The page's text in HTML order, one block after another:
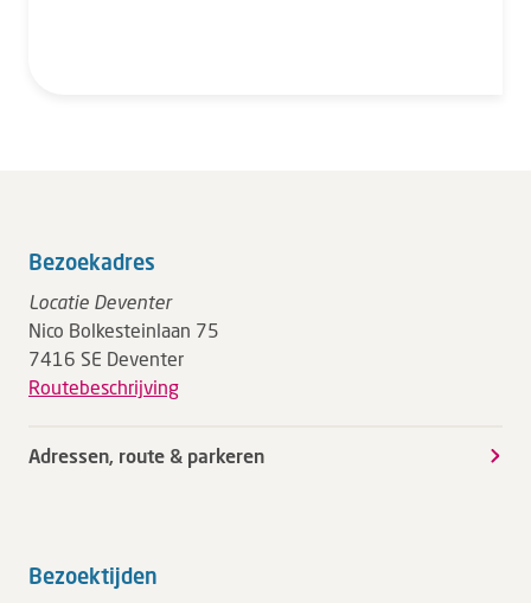
Bezoekadres
Locatie Deventer
Nico Bolkesteinlaan 75
7416 SE Deventer
Routebeschrijving
Adressen, route & parkeren
Bezoektijden